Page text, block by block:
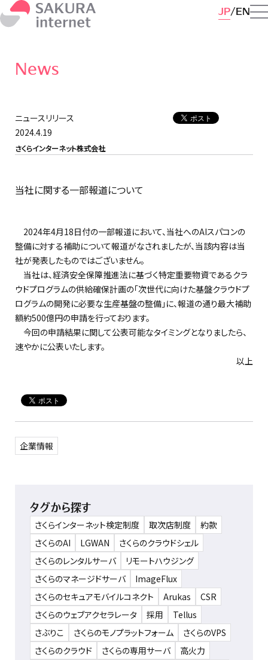
JP EN
News
ニュースリリース
2024.4.19
さくらインターネット株式会社
当社に関する一部報道について
2024年4月18日付の一部報道において、当社へのAIスパコンの
整備に対する補助について報道がなされましたが、当該内容は当
社が発表したものではございません。
当社は、経済安全保障推進法に基づく特定重要物資であるクラ
ウドプログラムの供給確保計画の「次世代に向けた基盤クラウドプ
ログラムの開発に必要な生産基盤の整備」に、報道の通り最大補助
額約500億円の申請を行っております。
今回の申請結果に関して公表可能なタイミングとなりましたら、
速やかに公表いたします。
以上
企業情報
タグから探す
さくらインターネット検定制度 取次店制度
約款
さくらのAI
LGWAN
さくらのクラウドシェル
さくらのレンタルサーバ
リモートハウジング
さくらのマネージドサーバ
ImageFlux
さくらのセキュアモバイルコネクト
Arukas
CSR
さくらのウェブアクセラレータ
採用
Tellus
さぶりこ
さくらのモノプラットフォーム
さくらのVPS
さくらのクラウド
さくらの専用サーバ
高火力